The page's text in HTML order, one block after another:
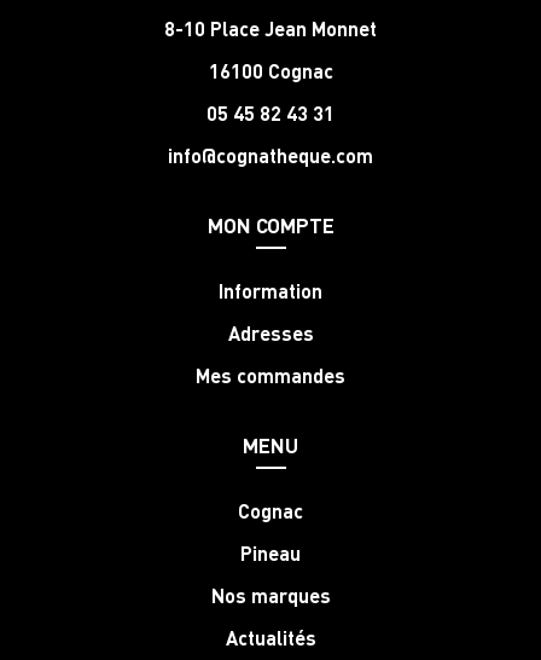
8-10 Place Jean Monnet
16100 Cognac
05 45 82 43 31
info@cognatheque.com
MON COMPTE
Information
Adresses
Mes commandes
MENU
Cognac
Pineau
Nos marques
Actualités